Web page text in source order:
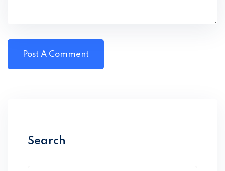
Search